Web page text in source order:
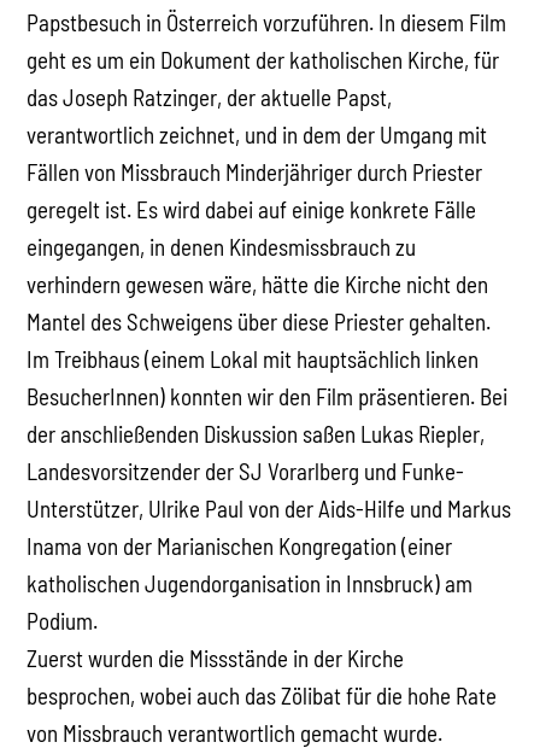
Papstbesuch in Österreich vorzuführen. In diesem Film
geht es um ein Dokument der katholischen Kirche, für
das Joseph Ratzinger, der aktuelle Papst,
verantwortlich zeichnet, und in dem der Umgang mit
Fällen von Missbrauch Minderjähriger durch Priester
geregelt ist. Es wird dabei auf einige konkrete Fälle
eingegangen, in denen Kindesmissbrauch zu
verhindern gewesen wäre, hätte die Kirche nicht den
Mantel des Schweigens über diese Priester gehalten.
Im Treibhaus (einem Lokal mit hauptsächlich linken
BesucherInnen) konnten wir den Film präsentieren. Bei
der anschließenden Diskussion saßen Lukas Riepler,
Landesvorsitzender der SJ Vorarlberg und Funke-
Unterstützer, Ulrike Paul von der Aids-Hilfe und Markus
Inama von der Marianischen Kongregation (einer
katholischen Jugendorganisation in Innsbruck) am
Podium.
Zuerst wurden die Missstände in der Kirche
besprochen, wobei auch das Zölibat für die hohe Rate
von Missbrauch verantwortlich gemacht wurde.